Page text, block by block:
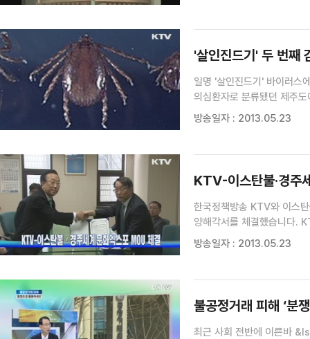
'살인진드기' 두 번째
일명 '살인진드기' 바이러스
의심환자로 분류됐던 제주
방송일자 : 2013.05.23
KTV-이스탄불·경주
한국정책방송 KTV와 이스
양해각서를 체결했습니다.
추진할 계획입니다. 이스탄
방송일자 : 2013.05.23
불공정거래 피해 ‘분
최근 사회 전반에 이른바